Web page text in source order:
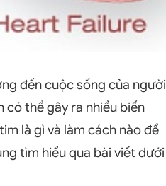
đến cuộc sống của người
có thể gây ra nhiều biến
là gì và làm cách nào để
tìm hiểu qua bài viết dưới